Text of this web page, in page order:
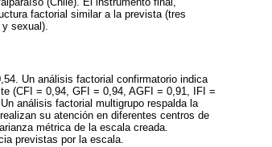
factorial similar a la prevista (tres
sexual).
Un análisis factorial confirmatorio indica
(CFI = 0,94, GFI = 0,94, AGFI = 0,91, IFI =
análisis factorial multigrupo respalda la
su atención en diferentes centros de
métrica de la escala creada.
previstas por la escala.